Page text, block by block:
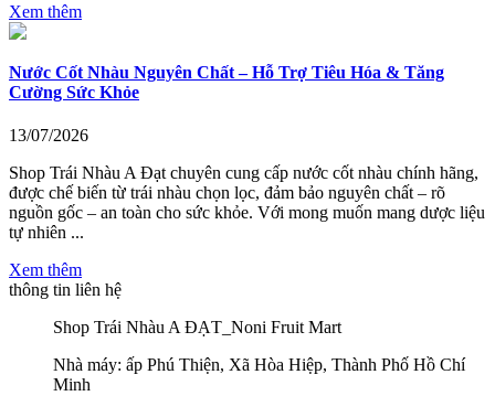
Xem thêm
Nước Cốt Nhàu Nguyên Chất – Hỗ Trợ Tiêu Hóa & Tăng
Cường Sức Khỏe
13/07/2026
Shop Trái Nhàu A Đạt chuyên cung cấp nước cốt nhàu chính hãng,
được chế biến từ trái nhàu chọn lọc, đảm bảo nguyên chất – rõ
nguồn gốc – an toàn cho sức khỏe. Với mong muốn mang dược liệu
tự nhiên ...
Xem thêm
thông tin liên hệ
Shop Trái Nhàu A ĐẠT_Noni Fruit Mart
Nhà máy: ấp Phú Thiện, Xã Hòa Hiệp, Thành Phố Hồ Chí
Minh